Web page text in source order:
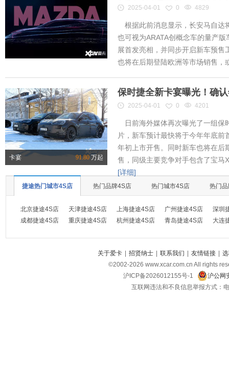
2025-04-01 0 4829
根据此前消息显示，长安马自达
也可视为ARATA创概念车的量产
展首发亮相，并同步开启新车预售
也将在后期登陆欧洲等市场销售，
卡宴 91.80万起
保时捷全新卡宴曝光！确
2025-04-01 0 4201
日前海外媒体再次曝光了一组保
片，新车预计最快将于今年年底
年初上市开售。同时新车也将在后
售，同级主要竞争对手包含了宝马
[详细]
捷途热门城市4S店 热门品牌4S店 热门城市4S店 热门
北京捷途4S店 天津捷途4S店 上海捷途4S店 广州捷途4S店
深圳
成都捷途4S店
重庆捷途4S店 杭州捷途4S店 青岛捷途4S店 大连
关于爱卡 | 招贤纳士 | 联系我们 | 友情链接 |
©2002-2026 www.xcar.com.cn All rights
沪ICP备2026012155号-1
沪公网
互联网违法和不良信息举报方式：